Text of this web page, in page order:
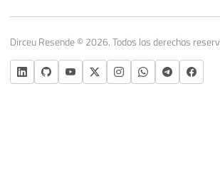
Dirceu Resende © 2026. Todos los derechos